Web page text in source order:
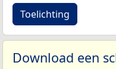
Toelichting
Download een